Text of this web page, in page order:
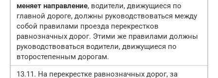
меняет направление, водители, движущиеся по
главной дороге, должны руководствоваться между
собой правилами проезда перекрестков
равнозначных дорог. Этими же правилами должны
руководствоваться водители, движущиеся по
второстепенным дорогам.
13.11. На перекрестке равнозначных дорог, за